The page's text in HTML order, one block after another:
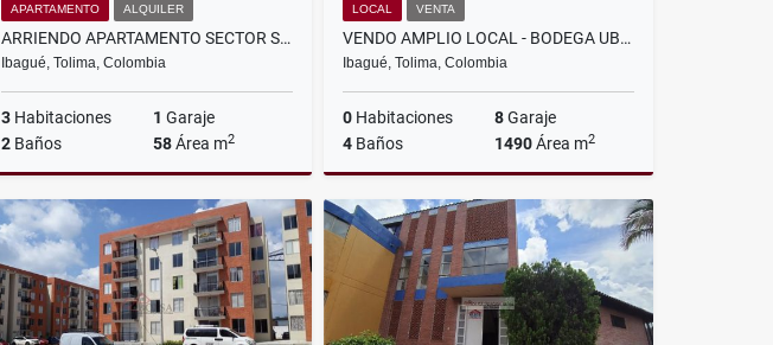
APARTAMENTO ALQUILER
ARRIENDO APARTAMENTO SECTOR SALADO
Ibagué, Tolima, Colombia
3 Habitaciones 1 Garaje
2 Baños 58Área m2
Alquiler
$1.200.000
LOCAL VENTA
VENDO AMPLIO LOCAL - BODEGA UBICADO EN CRA 5 CALLE 19
Ibagué, Tolima, Colombia
0 Habitaciones 8Garaje
4 Baños 1490Área m2
Venta
$5.800.000.000